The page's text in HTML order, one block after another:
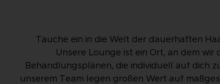
Tauche ein in die Welt der dauerhaften
Unsere Lounge ist ein Ort, an dem
Behandlungsplänen, die individuell auf dich
unserem Team legen großen Wert auf